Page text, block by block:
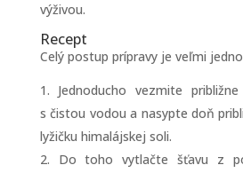
výživou.
Recept
Celý postup prípravy je veľmi
Jednoducho vezmite
s čistou vodou a nasypte doň
lyžičku himalájskej soli.
Do toho vytlačte šťavu z